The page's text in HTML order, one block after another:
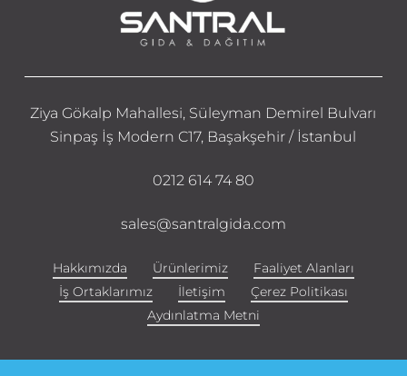
Ziya Gökalp Mahallesi, Süleyman Demirel Bulvarı
Sinpaş İş Modern C17, Başakşehir / İstanbul
0212 614 74 80
sales@santralgida.com
Hakkımızda Ürünlerimiz
Faaliyet Alanları
İş Ortaklarımız
İletişim
Çerez Politikası
Aydınlatma Metni